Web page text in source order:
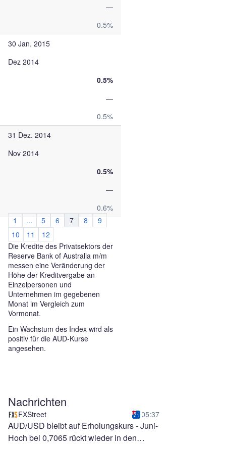
—
0.5%
30 Jan. 2015
Dez 2014
0.5%
—
0.5%
31 Dez. 2014
Nov 2014
0.5%
—
0.6%
1
... 5 6 7 8
9
10
11
12
Die Kredite des Privatsektors der
Reserve Bank of Australia m/m
messen eine Veränderung der
Höhe der Kreditvergabe an
Einzelpersonen und
Unternehmen im gegebenen
Monat im Vergleich zum
Vormonat.
Ein Wachstum des Index wird als
positiv für die AUD-Kurse
angesehen.
Nachrichten
FXStreet 05:37
AUD/USD bleibt auf Erholungskurs - Juni-
Hoch bei 0,7065 rückt wieder in den